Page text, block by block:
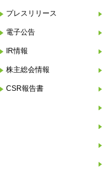
プレスリリース
電子公告
IR情報
株主総会情報
CSR報告書